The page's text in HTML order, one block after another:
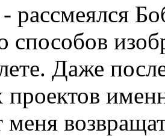
рассмеялся
способов
Даже
меня